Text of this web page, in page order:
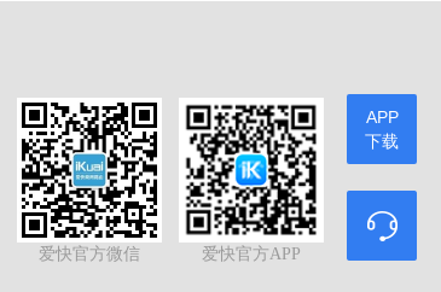
爱快官方微信 爱快官方APP
APP
下载